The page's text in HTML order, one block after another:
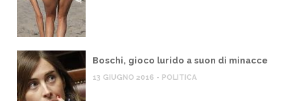
Boschi, gioco lurido a suon di minacce
13 GIUGNO 2016 - POLITICA